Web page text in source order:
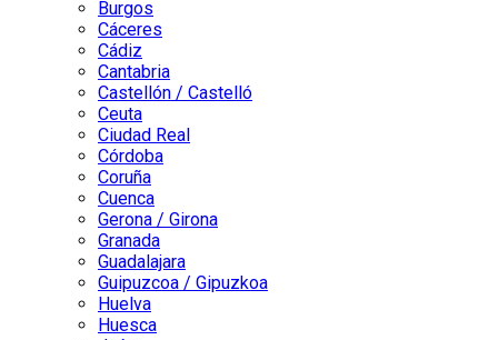
Burgos
Cáceres
Cádiz
Cantabria
Castellón / Castelló
Ceuta
Ciudad Real
Córdoba
Coruña
Cuenca
Gerona / Girona
Granada
Guadalajara
Guipuzcoa / Gipuzkoa
Huelva
Huesca